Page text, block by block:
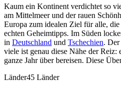
Kaum ein Kontinent verdichtet so
am Mittelmeer und der rauen
Europa zum idealen Ziel für alle,
echten Geheimtipps. Im Süden
in Deutschland und Tschechien.
viele ist genau diese Nähe der
ganze Jahr über bereisen. Diese
Länder45 Länder